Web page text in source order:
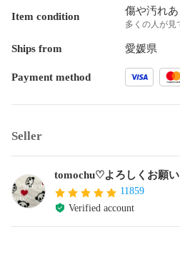
Item condition 傷や汚れあ
多くの人が見
Ships from 愛媛県
Payment method
Seller
tomochu♡よろしくお願
11859
Verified account